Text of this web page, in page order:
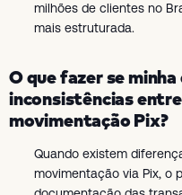
milhões de clientes no
mais estruturada.
O que fazer se
inconsistências
movimentação Pix?
Quando existem
movimentação via Pix, o